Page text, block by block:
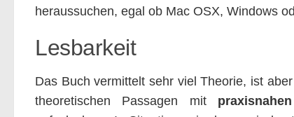
heraussuchen, egal ob Mac OSX, Windows
Lesbarkeit
Das Buch vermittelt sehr viel Theorie, ist
theoretischen Passagen mit